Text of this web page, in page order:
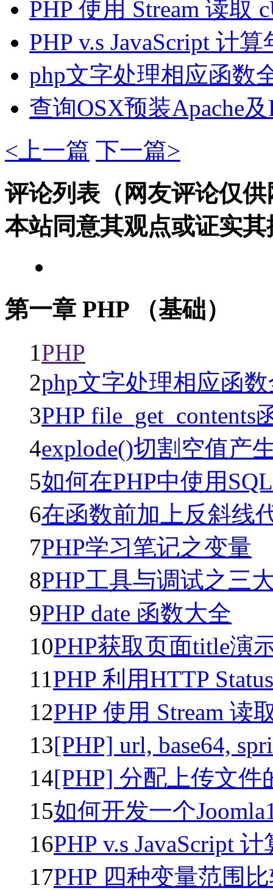
PHP 使用 Stream 读取
PHP v.s JavaScript 计
php文字处理相应函数
查询OSX预装Apache
<上一篇 下一篇>
评论列表（网友评论仅
本站同意其观点或证实其
第一章 PHP （基础）
1PHP
2php文字处理相应函
3PHP file_get_contents
4explode()切割空值产
5如何在PHP中使用
6在函数前加上反斜线
7PHP学习笔记之变量
8PHP工具与调试之三
9PHP date 函数大全
10PHP获取页面title演
11PHP 利用HTTP
12PHP 使用 Stream 读
13[PHP] url, base64,
14[PHP] 分配上传文件
15如何开发一个
16PHP v.s JavaScript
17PHP 四种变量范围